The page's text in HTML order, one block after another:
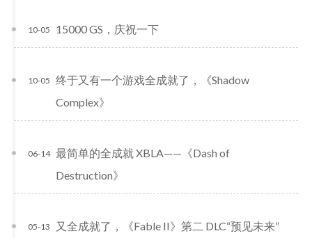
15000 GS，庆祝一下
10-05
终于又有一个游戏全成就了，《Shadow
Complex》
10-05
最简单的全成就 XBLA——《Dash of
Destruction》
06-14
又全成就了，《Fable II》第二 DLC“预见未来”
05-13